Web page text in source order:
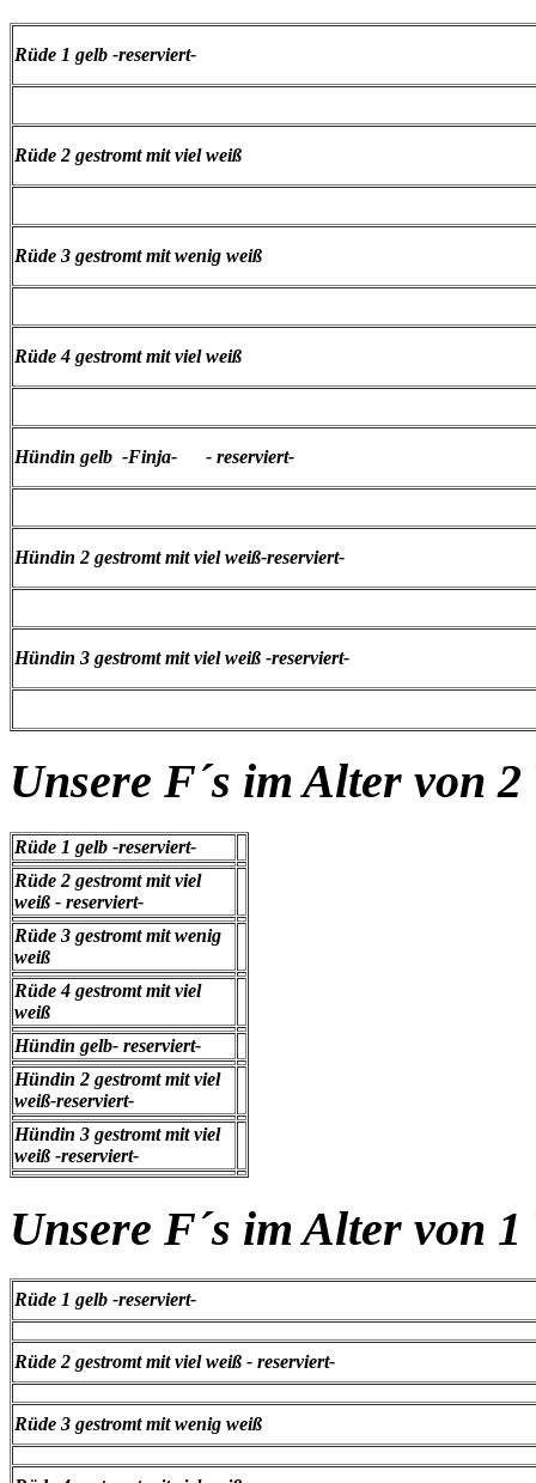
Rüde 1 gelb -reserviert-
Rüde 2 gestromt mit viel weiß
Rüde 3 gestromt mit wenig weiß
Rüde 4 gestromt mit viel weiß
Hündin gelb -Finja- - reserviert-
Hündin 2 gestromt mit viel weiß-reserviert-
Hündin 3 gestromt mit viel weiß -reserviert-
Unsere F´s im Alter von 2
Rüde 1 gelb -reserviert-
Rüde 2 gestromt mit viel
weiß - reserviert-
Rüde 3 gestromt mit wenig
weiß
Rüde 4 gestromt mit viel
weiß
Hündin gelb- reserviert-
Hündin 2 gestromt mit viel
weiß-reserviert-
Hündin 3 gestromt mit viel
weiß -reserviert-
Unsere F´s im Alter von 1
Rüde 1 gelb -reserviert-
Rüde 2 gestromt mit viel weiß - reserviert-
Rüde 3 gestromt mit wenig weiß